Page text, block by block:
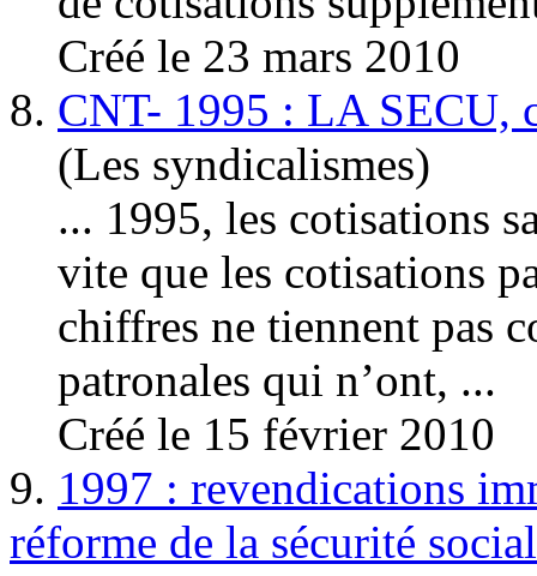
Créé le 23 mars 2010
8. CNT- 1995 : LA SECU,
(Les syndicalismes)
... 1995, les cotisations
vite que les cotisations
chiffres ne tiennent pas
patronales qui n’ont, ...
Créé le 15 février 2010
9. 1997 : revendications
réforme de la sécurité